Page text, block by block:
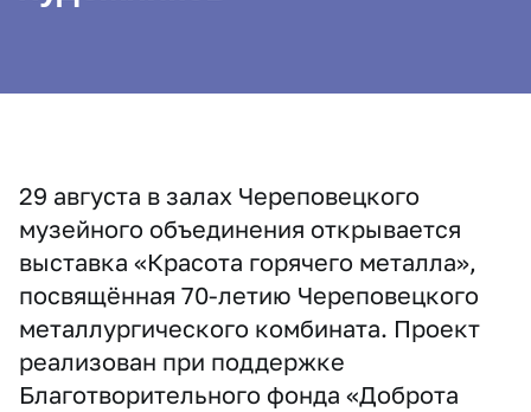
29 августа в залах Череповецкого
музейного объединения открывается
выставка «Красота горячего металла»,
посвящённая 70-летию Череповецкого
металлургического комбината. Проект
реализован при поддержке
Благотворительного фонда «Доброта